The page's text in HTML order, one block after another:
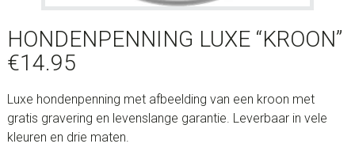
HONDENPENNING LUXE “KROON”
€14.95
Luxe hondenpenning met afbeelding van een kroon met
gratis gravering en levenslange garantie. Leverbaar in vele
kleuren en drie maten.